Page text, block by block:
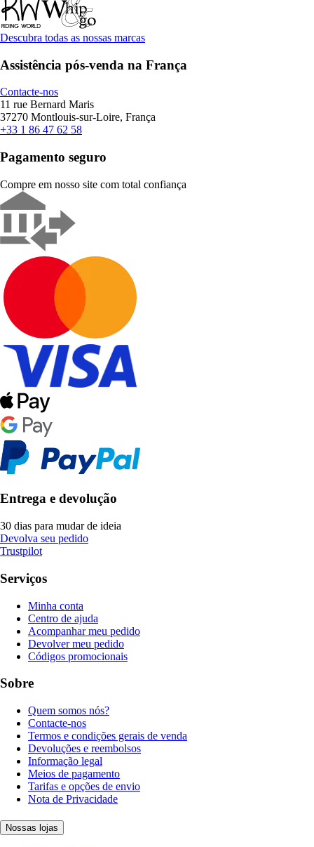
Descubra todas as nossas marcas
Assistência pós-venda na França
Contacte-nos
11 rue Bernard Maris
37270 Montlouis-sur-Loire, França
+33 1 86 47 62 58
Pagamento seguro
Compre em nosso site com total confiança
Entrega e devolução
30 dias para mudar de ideia
Devolva seu pedido
Trustpilot
Serviços
Minha conta
Centro de ajuda
Acompanhar meu pedido
Devolver meu pedido
Códigos promocionais
Sobre
Quem somos nós?
Contacte-nos
Termos e condições gerais de venda
Devoluções e reembolsos
Informação legal
Meios de pagamento
Tarifas e opções de envio
Nota de Privacidade
Nossas lojas